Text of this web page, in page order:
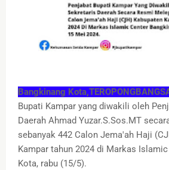
Bangkinang
Bupati Kampar yang diwakili oleh
Daerah Ahmad Yuzar.S.Sos.MT
sebanyak 442 Calon Jema'ah Haji
Kampar tahun 2024 di Markas
Kota, rabu (15/5).